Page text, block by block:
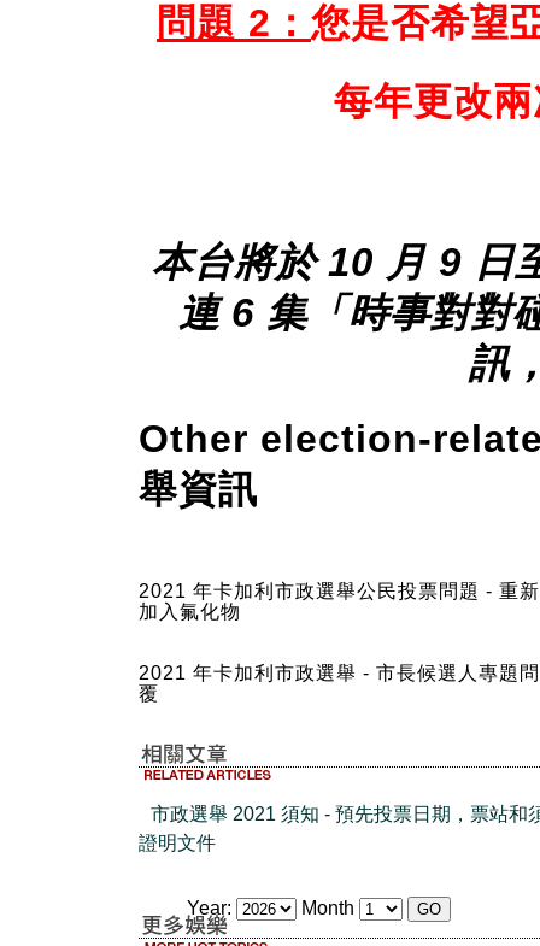
問題 2： 您是否希望
每年更改
本台將於 10 月 9 日
連 6 集「時事對對
訊
Other election-
舉資訊
2021 年卡加利市政選舉公民投票問題 - 重
加入氟化物
2021 年卡加利市政選舉 - 市長候選人專題
覆
市政選舉 2021 須知 - 預先投票日期，票站和
證明文件
Year: Month